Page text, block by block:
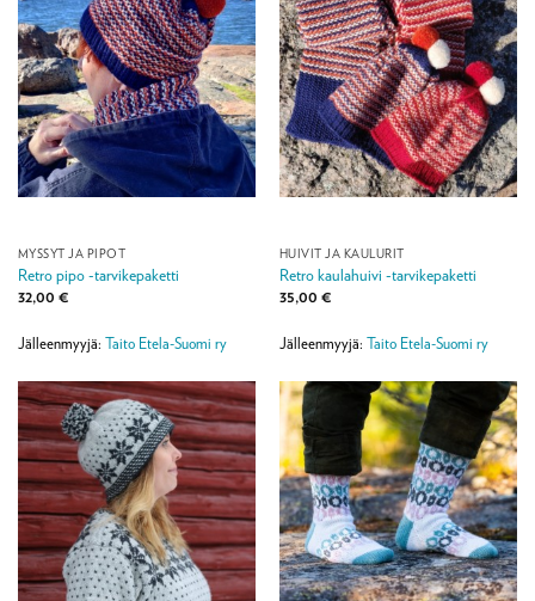
MYSSYT JA PIPOT
Retro pipo -tarvikepaketti
32,00 €
Jälleenmyyjä: Taito Etela-Suomi ry
HUIVIT JA KAULURIT
Retro kaulahuivi -tarvikepaketti
35,00 €
Jälleenmyyjä: Taito Etela-Suomi ry